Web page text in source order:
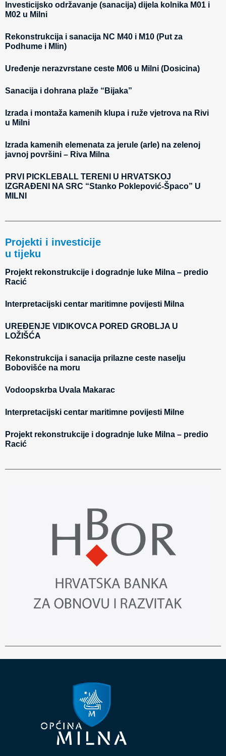
Investicijsko održavanje (sanacija) dijela kolnika M01 i
M02 u Milni
Rekonstrukcija i sanacija NC M40 i M10 (Put za
Podhume i Mlin)
Uređenje nerazvrstane ceste M06 u Milni (Dosicina)
Sanacija i dohrana plaže “Bijaka”
Izrada i montaža kamenih klupa i ruže vjetrova na Rivi
u Milni
Izrada kamenih elemenata za jerule (arle) na zelenoj
javnoj površini – Riva Milna
PRVI PICKLEBALL TERENI U HRVATSKOJ
IZGRAĐENI NA SRC “Stanko Poklepović-Špaco” U
MILNI
Projekti i investicije
u tijeku
Projekt rekonstrukcije i dogradnje luke Milna – predio
Racić
Interpretacijski centar maritimne povijesti Milna
UREĐENJE VIDIKOVCA PORED GROBLJA U
LOŽIŠĆA
Rekonstrukcija i sanacija prilazne ceste naselju
Bobovišće na moru
Vodoopskrba Uvala Makarac
Interpretacijski centar maritimne povijesti Milne
Projekt rekonstrukcije i dogradnje luke Milna – predio
Racić